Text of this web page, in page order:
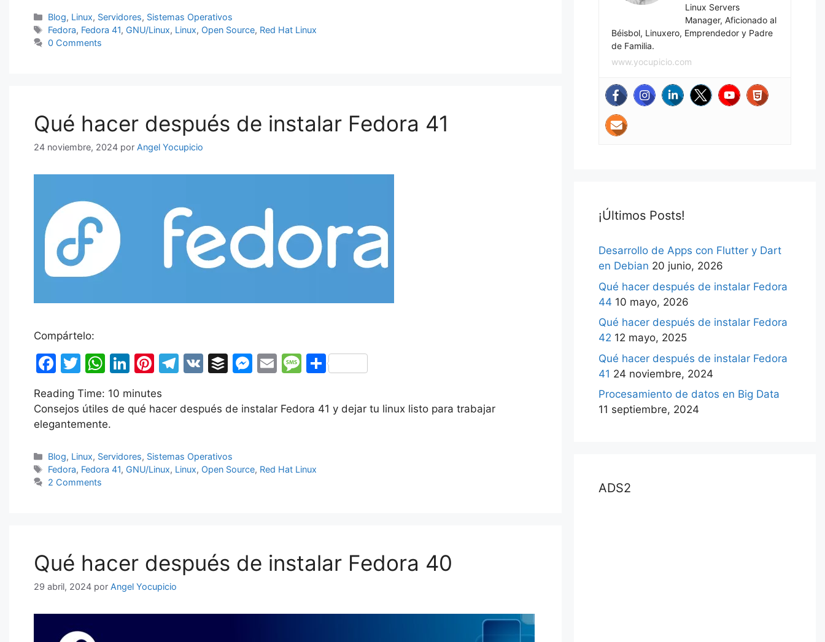
o
o
p
p
n
m
n
g
g
e
Categorías
Blog, Linux, Servidores, Sistemas Operativos
Etiquetas
Fedora, Fedora 41, GNU/Linux, Linux, Open Source, Red Hat Linux
0 Comments
Qué hacer después de instalar Fedora 41
24 noviembre, 2024 por Angel Yocupicio
Compártelo:
F
a
c
e
o
o
T
w
itt
er
W
h
at
s
p
p
Li
n
k
e
n
Pi
er
T
e
m
V
B
fe
M
s
n
g
E
ai
M
s
g
e
C
m
p
Reading Time: 10 minutes
Consejos útiles de qué hacer después de instalar Fedora 41 y dejar tu linux listo para trabajar
elegantemente.
Categorías
Blog, Linux, Servidores, Sistemas Operativos
Etiquetas
Fedora, Fedora 41, GNU/Linux, Linux, Open Source, Red Hat Linux
2 Comments
Qué hacer después de instalar Fedora 40
29 abril, 2024 por Angel Yocupicio
Linux Servers
Manager, Aficionado al
Béisbol, Linuxero, Emprendedor y Padre
de Familia.
www.yocupicio.com
¡Últimos Posts!
Desarrollo de Apps con Flutter y Dart
en Debian 20 junio, 2026
Qué hacer después de instalar Fedora
44 10 mayo, 2026
Qué hacer después de instalar Fedora
42 12 mayo, 2025
Qué hacer después de instalar Fedora
41 24 noviembre, 2024
Procesamiento de datos en Big Data
11 septiembre, 2024
ADS2